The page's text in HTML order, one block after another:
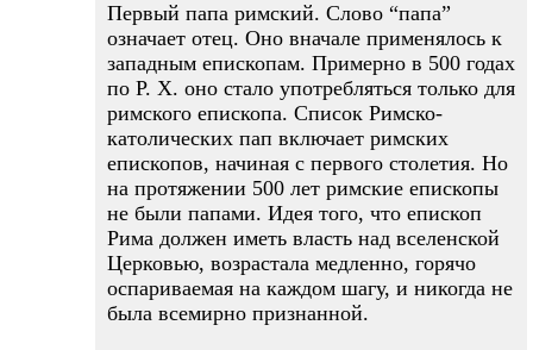
Первый папа римский. Слово “папа”
означает отец. Оно вначале применялось к
западным епископам. Примерно в 500 годах
по Р. Х. оно стало употребляться только для
римского епископа. Список Римско-
католических пап включает римских
епископов, начиная с первого столетия. Но
на протяжении 500 лет римские епископы
не были папами. Идея того, что епископ
Рима должен иметь власть над вселенской
Церковью, возрастала медленно, горячо
оспариваемая на каждом шагу, и никогда не
была всемирно признанной.